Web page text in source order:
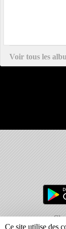
Voir tous les
Ce site utilise des